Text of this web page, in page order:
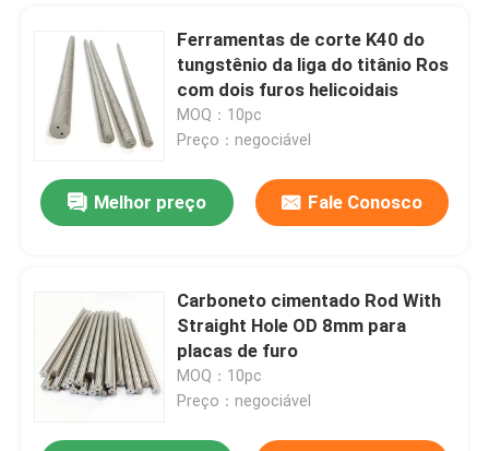
Ferramentas de corte K40 do
tungstênio da liga do titânio Ros
com dois furos helicoidais
MOQ：10pc
Preço：negociável
Melhor preço Fale Conosco
Carboneto cimentado Rod With
Straight Hole OD 8mm para
placas de furo
MOQ：10pc
Preço：negociável